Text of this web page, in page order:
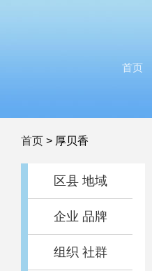
首页
首页 > 厚贝香
区县 地域
企业 品牌
组织 社群